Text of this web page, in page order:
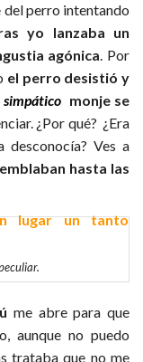
del perro intentando
yo lanzaba un
agónica. Por
el perro desistió y
simpáticomonje se
¿Por qué? ¿Era
Ves a
hasta las
me abre para que
aunque no puedo
trataba que no me